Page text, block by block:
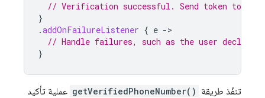
// Verification successful. Send token to your
}
.addOnFailureListener { e -
// Handle failures, such as the user
}
تنفّذ طريقة getVerifiedPhoneNumber() عملية تأكيد